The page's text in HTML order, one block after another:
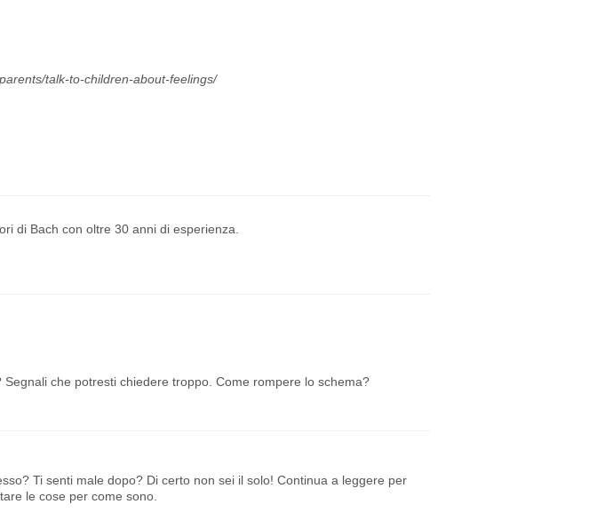
talk-to-children-about-feelings/
di Bach con oltre 30 anni di esperienza.
che potresti chiedere troppo. Come rompere lo schema?
Ti senti male dopo? Di certo non sei il solo! Continua a leggere per
le cose per come sono.